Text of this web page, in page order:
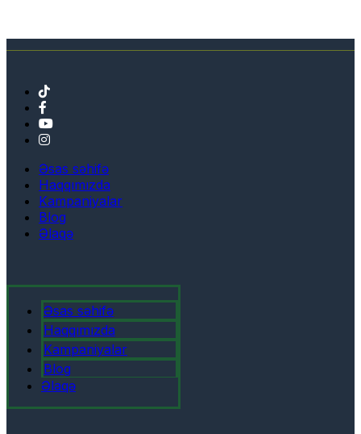
Əsas səhifə
Haqqımızda
Kampaniyalar
Blog
Əlaqə
Əsas səhifə
Haqqımızda
Kampaniyalar
Blog
Əlaqə